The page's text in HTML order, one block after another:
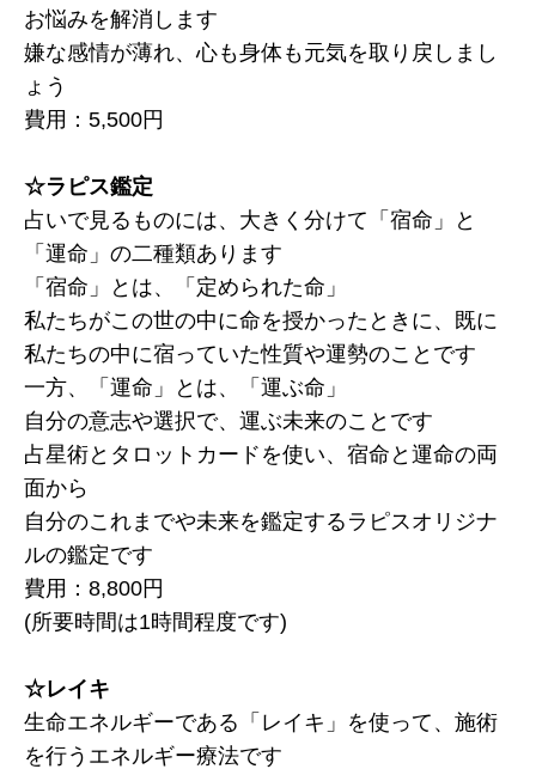
お悩みを解消します
嫌な感情が薄れ、心も身体も元気を取り戻しまし
ょう
費用：5,500円
☆ラピス鑑定
占いで見るものには、大きく分けて「宿命」と
「運命」の二種類あります
「宿命」とは、「定められた命」
私たちがこの世の中に命を授かったときに、既に
私たちの中に宿っていた性質や運勢のことです
一方、「運命」とは、「運ぶ命」
自分の意志や選択で、運ぶ未来のことです
占星術とタロットカードを使い、宿命と運命の両
面から
自分のこれまでや未来を鑑定するラピスオリジナ
ルの鑑定です
費用：8,800円
(所要時間は1時間程度です)
☆レイキ
生命エネルギーである「レイキ」を使って、施術
を行うエネルギー療法です